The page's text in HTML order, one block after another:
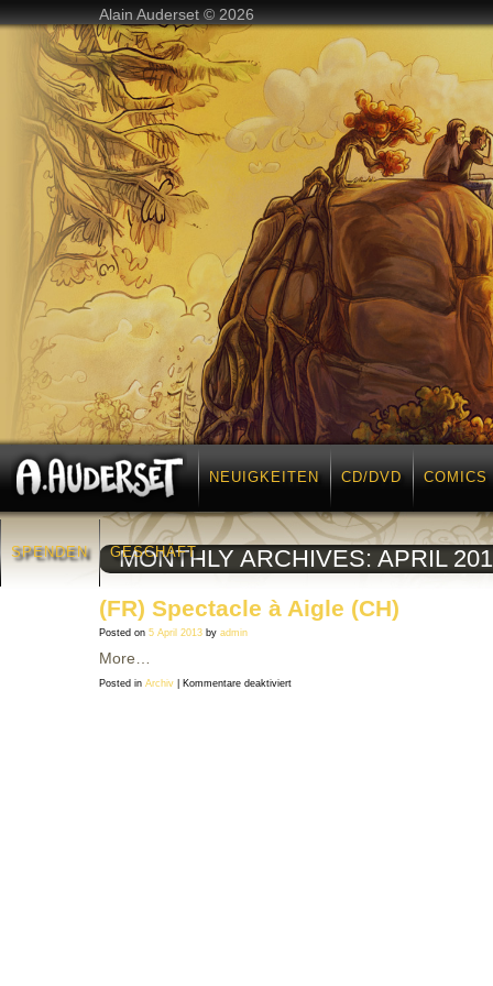
Alain Auderset © 2026
NEUIGKEITEN CD/DVD COMICS
SPENDEN GESCHÄFT
MONTHLY ARCHIVES: APRIL
(FR) Spectacle à Aigle (CH)
Posted on 5 April 2013 by admin
More…
Posted in Archiv Kommentare deaktiviertfür